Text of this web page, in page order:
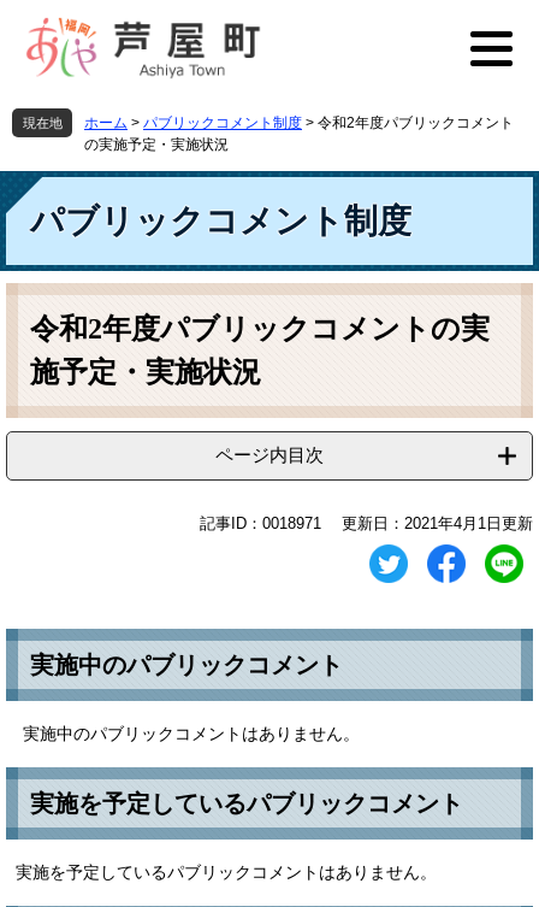
先
頭
。
を
飛
て
文
現在地 ホーム > パブリックコメント制度 > 令和2年度パブリックコメント
の実施予定・実施状況
パブリックコメント制度
本
令和2年度パブリックコメントの実
施予定・実施状況
ページ内目次
記事ID：0018971 更新日：2021年4月1日更新
実施中のパブリックコメント
実施中のパブリックコメントはありません。
実施を予定しているパブリックコメント
実施を予定しているパブリックコメントはありません。